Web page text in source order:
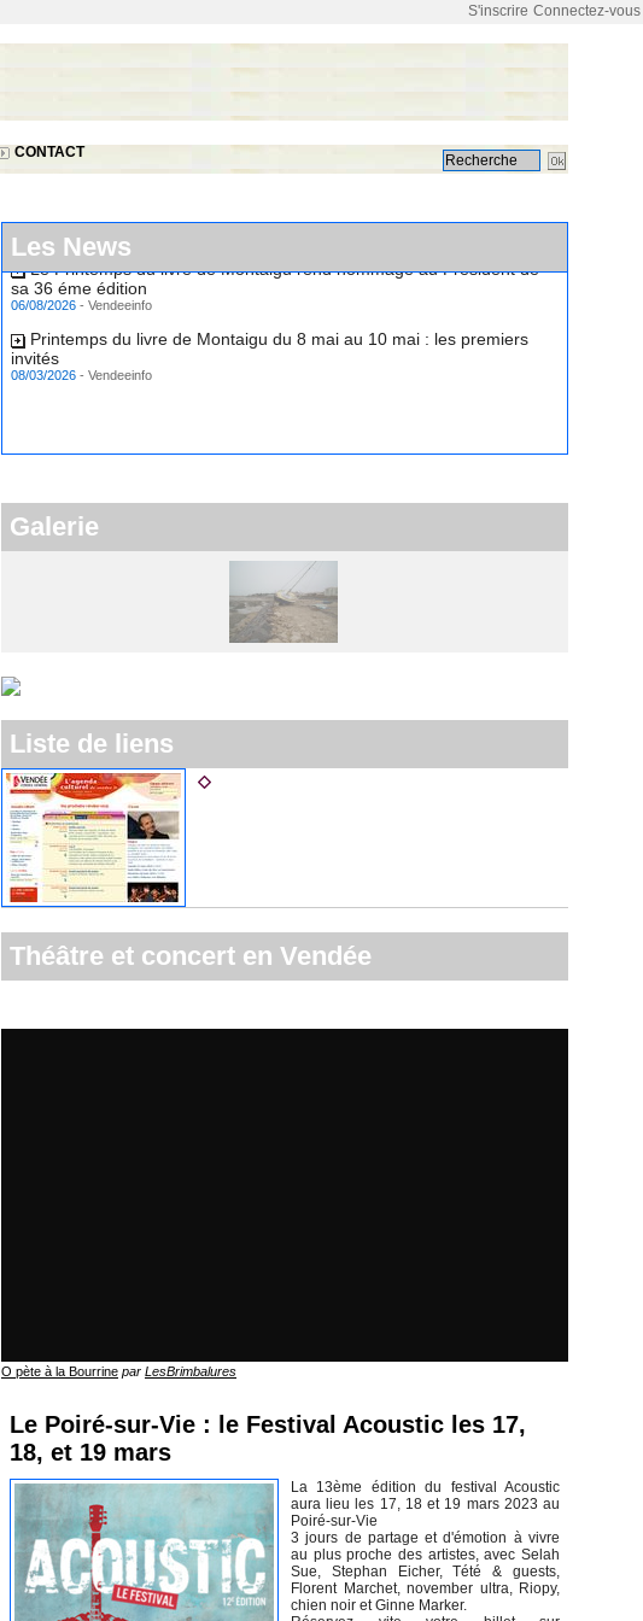
Connectez-vous
S'inscrire
CONTACT
Les News
Le Printemps du livre de Montaigu rend hommage au Président de
sa 36 éme édition
06/08/2026 -Vendeeinfo
Printemps du livre de Montaigu du 8 mai au 10 mai : les premiers
invités
08/03/2026
Galerie
Liste de liens
Théâtre et concert en Vendée
O pète à la Bourrine par LesBrimbalures
Le Poiré-sur-Vie : le Festival Acoustic les 17,
18, et 19 mars
La 13ème édition du festival Acoustic
aura lieu les 17, 18 et 19 mars 2023 au
Poiré-sur-Vie
3 jours de partage et d'émotion à vivre
au plus proche des artistes, avec Selah
Sue, Stephan Eicher, Tété & guests,
Florent Marchet, november ultra, Riopy,
chien noir et Ginne Marker.